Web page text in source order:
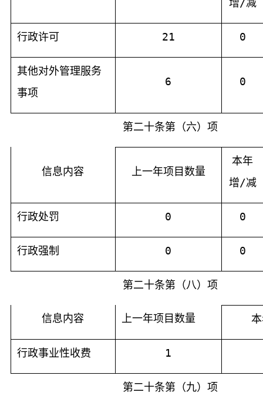
增/减
行政许可 21 0
其他对外管理服务
事项
6 0
第二十条第（六）项
信息内容 上一年项目数量
本年
增/减
行政处罚 0 0
行政强制 0 0
第二十条第（八）项
信息内容 上一年项目数量
行政事业性收费 1
第二十条第（九）项